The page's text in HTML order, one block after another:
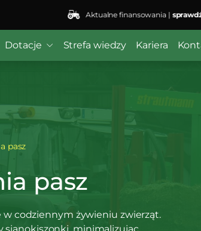
of type array|string is deprecated in/
wf-waf/src/lib/rules.php
Aktualne finansowania |sprawdź
Dotacje Strefa wiedzy Kariera
pasz
pasz
w codziennym żywieniu zwierząt.